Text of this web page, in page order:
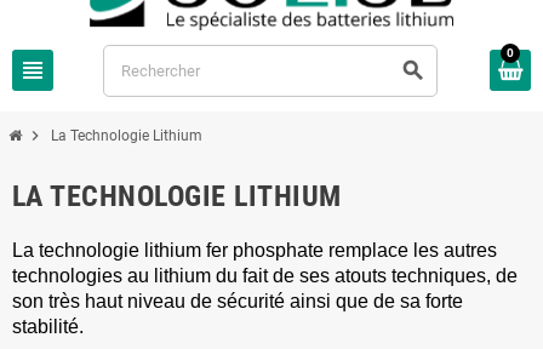
view_headline search
0
chevron_right La Technologie Lithium
LA TECHNOLOGIE LITHIUM
La technologie lithium fer phosphate remplace les autres
technologies au lithium du fait de ses atouts techniques, de
son très haut niveau de sécurité ainsi que de sa forte
stabilité.